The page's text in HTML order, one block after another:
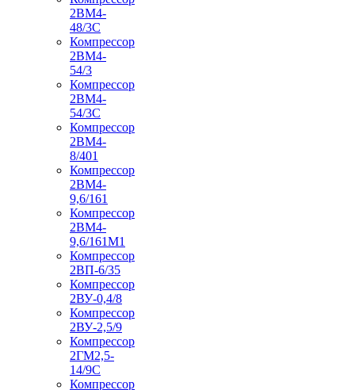
2ВМ4-
48/3С
Компрессор
2ВМ4-
54/3
Компрессор
2ВМ4-
54/3С
Компрессор
2ВМ4-
8/401
Компрессор
2ВМ4-
9,6/161
Компрессор
2ВМ4-
9,6/161М1
Компрессор
2ВП-6/35
Компрессор
2ВУ-0,4/8
Компрессор
2ВУ-2,5/9
Компрессор
2ГМ2,5-
14/9С
Компрессор